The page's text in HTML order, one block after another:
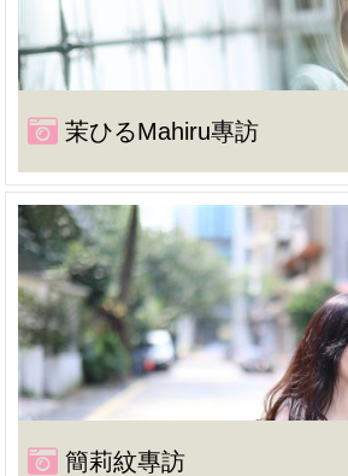
茉ひるMahiru專訪
簡莉紋專訪